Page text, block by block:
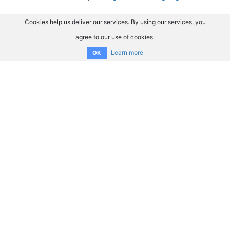
Cookies help us deliver our services. By using our services, you
agree to our use of cookies.
OK Learn more